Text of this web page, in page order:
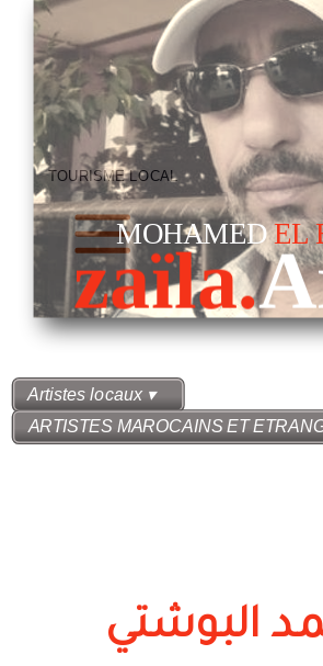
Artistes locaux ▾
ARTISTES MAROCAINS ET
TOURISME LOCAL
zaïla.
البوشتي
MOHAMEDEL